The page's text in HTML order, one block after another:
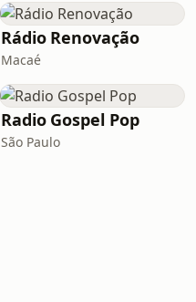
Rádio Renovação
Macaé
Radio Gospel Pop
São Paulo